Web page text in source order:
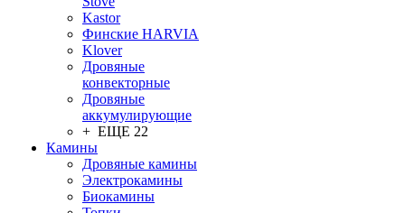
Kastor
Финские HARVIA
Klover
Дровяные
конвекторные
Дровяные
аккумулирующие
+ ЕЩЕ 22
Камины
Дровяные камины
Электрокамины
Биокамины